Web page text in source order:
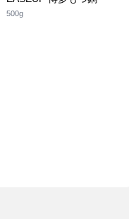
500g